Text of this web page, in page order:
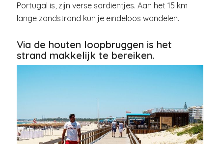
Portugal is, zijn verse sardientjes. Aan het 15 km
lange zandstrand kun je eindeloos wandelen.
Via de houten loopbruggen is het
strand makkelijk te bereiken.